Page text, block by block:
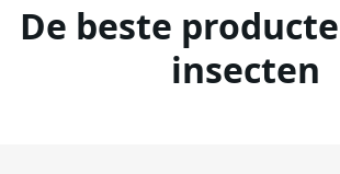
De beste
insecten